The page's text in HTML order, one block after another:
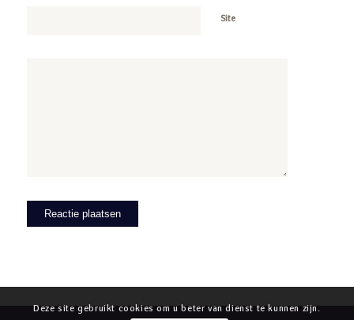
Site
Deze site gebruikt cookies om u beter van dienst te kunnen zijn.